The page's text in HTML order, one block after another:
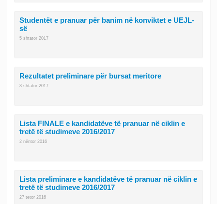
Studentët e pranuar për banim në konviktet e UEJL-
së
5 shtator 2017
Rezultatet preliminare për bursat meritore
3 shtator 2017
Lista FINALE e kandidatëve të pranuar në ciklin e
tretë të studimeve 2016/2017
2 nëntor 2016
Lista preliminare e kandidatëve të pranuar në ciklin e
tretë të studimeve 2016/2017
27 tetor 2016